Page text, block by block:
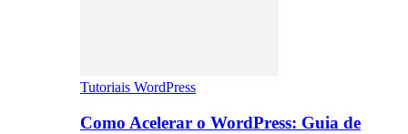
Tutoriais WordPress
Como Acelerar o WordPress: Guia de